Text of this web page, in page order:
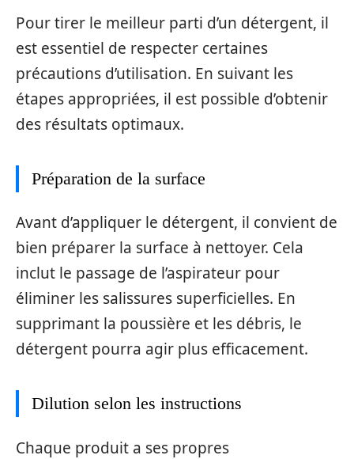
Pour tirer le meilleur parti d’un détergent, il
est essentiel de respecter certaines
précautions d’utilisation. En suivant les
étapes appropriées, il est possible d’obtenir
des résultats optimaux.
Préparation de la surface
Avant d’appliquer le détergent, il convient de
bien préparer la surface à nettoyer. Cela
inclut le passage de l’aspirateur pour
éliminer les salissures superficielles. En
supprimant la poussière et les débris, le
détergent pourra agir plus efficacement.
Dilution selon les instructions
Chaque produit a ses propres